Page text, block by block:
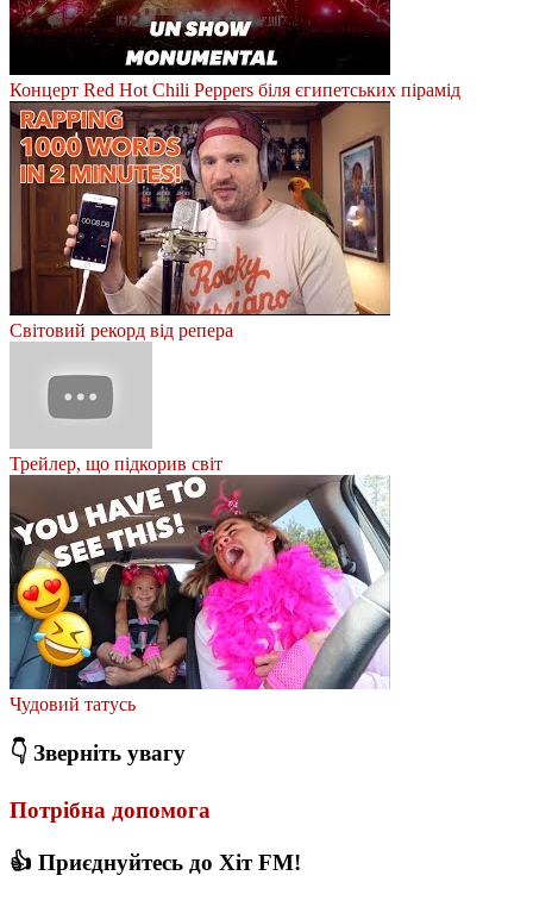
Концерт Red Hot Chili Peppers біля єгипетських пірамід
Світовий рекорд від репера
Трейлер, що підкорив світ
Чудовий татусь
👇 Зверніть увагу
Потрібна допомога
👍 Приєднуйтесь до Хіт FM!